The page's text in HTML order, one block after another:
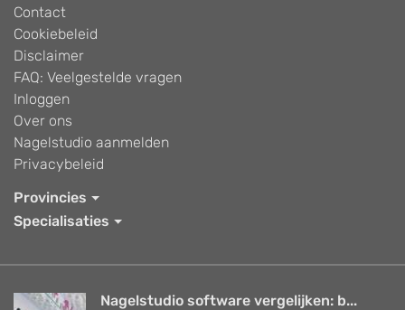
Contact
Cookiebeleid
Disclaimer
FAQ: Veelgestelde vragen
Inloggen
Over ons
Nagelstudio aanmelden
Privacybeleid
Provincies
Specialisaties
Nagelstudio software vergelijken: b...